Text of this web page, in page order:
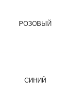
РОЗОВЫЙ
СИНИЙ